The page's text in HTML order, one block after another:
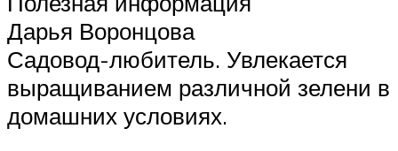
Дарья Воронцова
Садовод-любитель. Увлекается
выращиванием различной зелени в
домашних условиях.